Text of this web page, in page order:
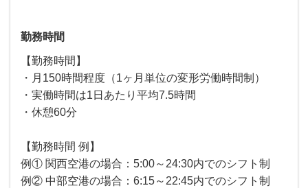
勤務時間
【勤務時間】
・月150時間程度（1ヶ月単位の変形労働時間制）
・実働時間は1日あたり平均7.5時間
・休憩60分
【勤務時間 例】
例① 関西空港の場合：5:00～24:30内でのシフト制
例② 中部空港の場合：6:15～22:45内でのシフト制